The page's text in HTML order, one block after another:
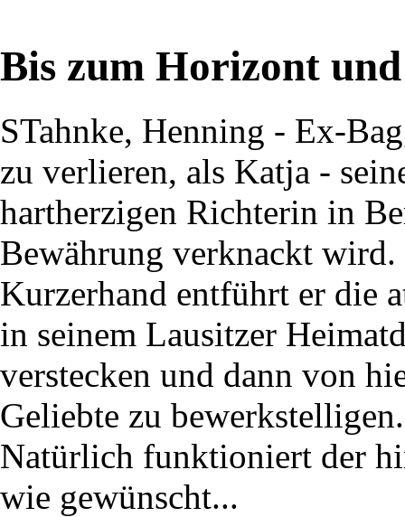
Bis zum Horizont
STahnke, Henning - Ex-
zu verlieren, als Katja -
hartherzigen Richterin in
Bewährung verknackt wird.
Kurzerhand entführt er die
in seinem Lausitzer
verstecken und dann von
Geliebte zu bewerkstelligen.
Natürlich funktioniert der
wie gewünscht...